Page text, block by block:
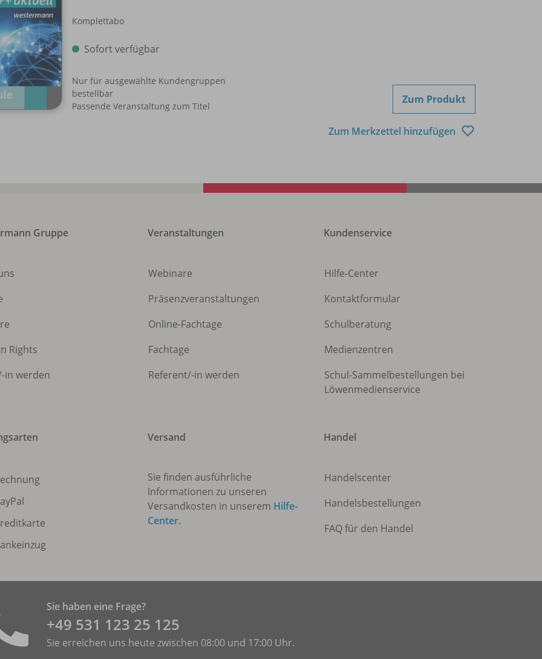
Komplettabo
Sofort verfügbar
Nur für ausgewählte Kundengruppen
bestellbar
Passende Veranstaltung zum Titel
Zum Produkt
Zum Merkzettel hinzufügen
Gruppe
Rights
-in werden
Veranstaltungen
Webinare
Präsenzveranstaltungen
Online-Fachtage
Fachtage
Referent/-in werden
Kundenservice
Hilfe-Center
Kontaktformular
Schulberatung
Medienzentren
Schul-Sammelbestellungen bei
Löwenmedienservice
Versand
Sie finden ausführliche
Informationen zu unseren
Versandkosten in unserem Hilfe-
Center.
Handel
Handelscenter
Handelsbestellungen
FAQ für den Handel
Sie haben eine Frage?
+49 531 ­123 25 125
Sie erreichen uns heute zwischen 08:00 und 17:00 Uhr.